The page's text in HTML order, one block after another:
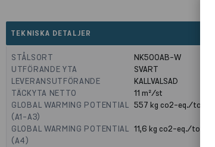
TEKNISKA DETALJER
STÅLSORT
NK500AB-W
UTFÖRANDE YTA
SVART
LEVERANSUTFÖRANDE
KALLVALSAD
TÄCKYTA NETTO
11m²/st
GLOBAL WARMING POTENTIAL
(A1-A3)
557kg co2-eq./ton
GLOBAL WARMING POTENTIAL
(A4)
11,6kg co2-eq./ton